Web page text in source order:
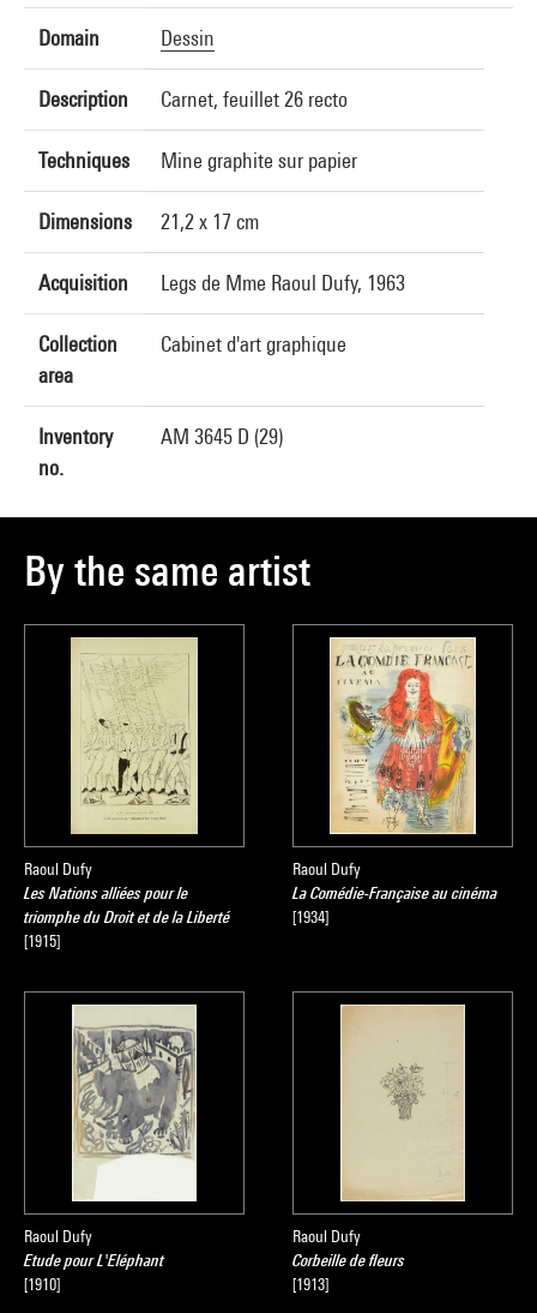
Domain Dessin
Description Carnet, feuillet 26 recto
Techniques Mine graphite sur papier
Dimensions 21,2 x 17 cm
Acquisition Legs de Mme Raoul Dufy, 1963
Collection
area
Cabinet d'art graphique
Inventory
no.
AM 3645 D (29)
By the same artist
Raoul Dufy
Les Nations alliées pour le
triomphe du Droit et de la Liberté
[1915]
Raoul Dufy
La Comédie-Française au cinéma
[1934]
Raoul Dufy
Etude pour L'Eléphant
[1910]
Raoul Dufy
Corbeille de fleurs
[1913]